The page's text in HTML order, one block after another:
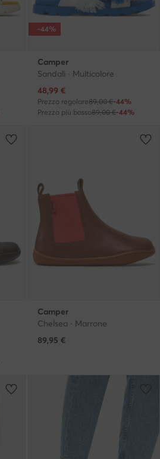
-44%
Camper
Sandali · Multicolore
Prezzo attuale
48,99 €
Prezzo regolare89,00 €-44%
Prezzo più basso89,00 €-44%
Camper
Chelsea · Marrone
89,95 €